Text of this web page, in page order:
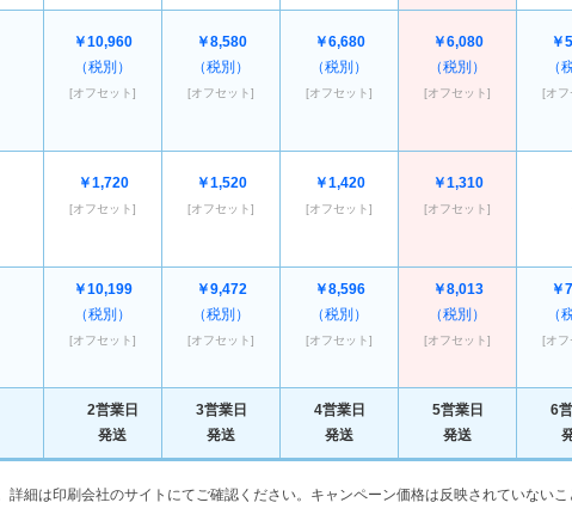
￥10,960
（税別）
[オフセット]
￥8,580
（税別）
[オフセット]
￥6,680
（税別）
[オフセット]
￥6,080
（税別）
[オフセット]
￥
（
[オフ
￥1,720
[オフセット]
￥1,520
[オフセット]
￥1,420
[オフセット]
￥1,310
[オフセット]
￥10,199
（税別）
[オフセット]
￥9,472
（税別）
[オフセット]
￥8,596
（税別）
[オフセット]
￥8,013
（税別）
[オフセット]
￥
（
[オフ
2営業日
発送
3営業日
発送
4営業日
発送
5営業日
発送
6
細は印刷会社のサイトにてご確認ください。キャンペーン価格は反映されていない